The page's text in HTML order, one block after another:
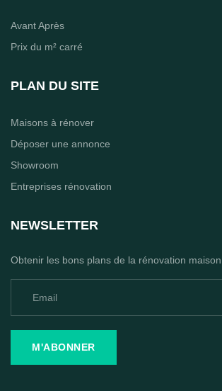
Avant Après
Prix du m² carré
PLAN DU SITE
Maisons à rénover
Déposer une annonce
Showroom
Entreprises rénovation
NEWSLETTER
Obtenir les bons plans de la rénovation maison.
M'ABONNER